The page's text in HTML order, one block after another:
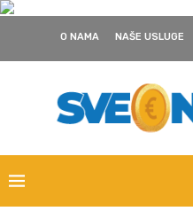
O NAMA NAŠE USLUGE